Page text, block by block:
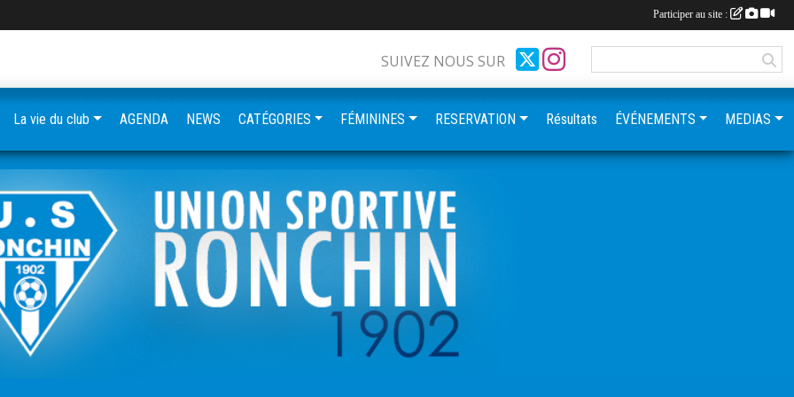
SUIVEZ NOUS SUR
La vie du club AGENDA NEWS CATÉGORIES FÉMININES RESERVATION Résultats ÉVÉNEMENTS MEDIAS
Participer au site :